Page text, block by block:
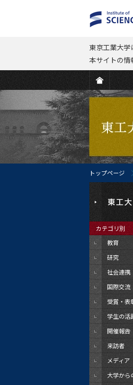
東京工業大学
本サイトの情
トップページ
カテゴリ別
教育
研究
社会連携
国際交流
受賞・表
学生の活
開催報告
来訪者
メディア
大学から